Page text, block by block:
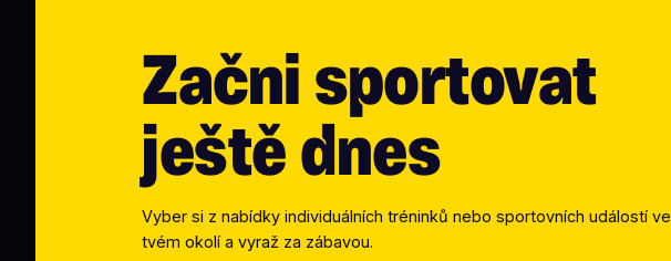
Začni sportovat
ještě dnes
Vyber si z nabídky individuálních tréninků nebo sportovních událostí ve
tvém okolí a vyraž za zábavou.